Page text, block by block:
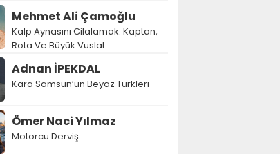
Mehmet Ali Çamoğlu
Kalp Aynasını Cilalamak: Kaptan,
Rota Ve Büyük Vuslat
Adnan İPEKDAL
Kara Samsun’un Beyaz Türkleri
Ömer Naci Yılmaz
Motorcu Derviş